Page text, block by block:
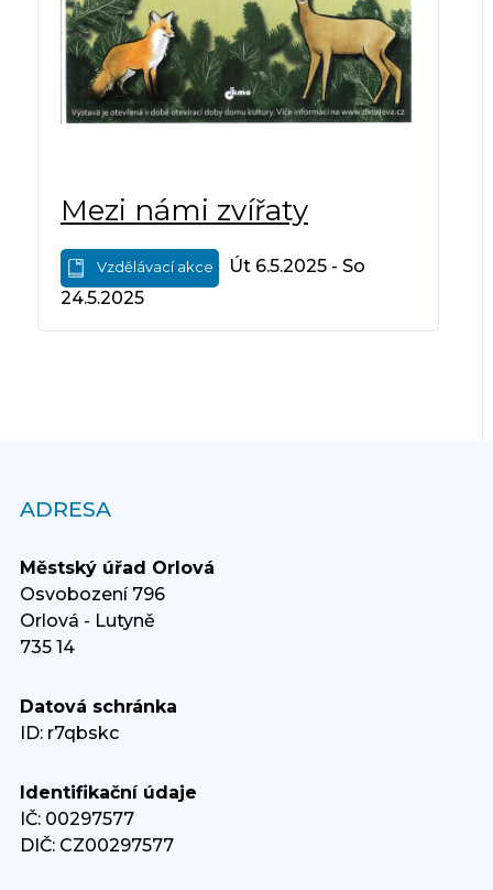
Mezi námi zvířaty
Vzdělávací akce
Út 6.5.2025 - So
24.5.2025
ADRESA
Městský úřad Orlová
Osvobození 796
Orlová - Lutyně
735 14
Datová schránka
ID: r7qbskc
Identifikační údaje
IČ: 00297577
DIČ: CZ00297577